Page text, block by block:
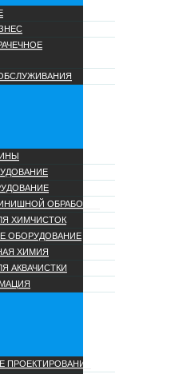
ОБРАБОТКИ
ХИМЧИСТОК
ОБОРУДОВАНИЕ
ХИМИЯ
АКВАЧИСТКИ
ПРОЕКТИРОВАНИЕ